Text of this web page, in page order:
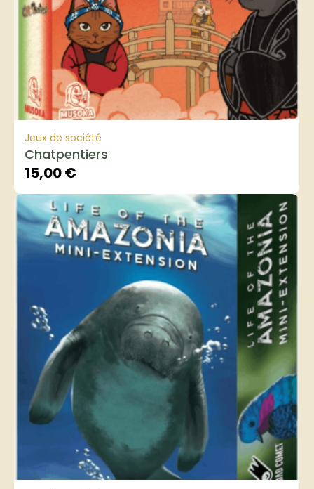
Jeux de société
Chatpentiers
15,00€